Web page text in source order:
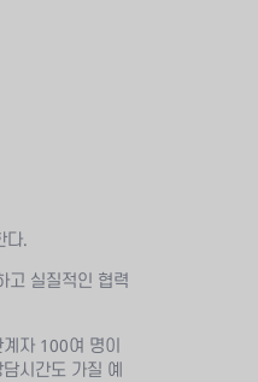
다.
고 실질적인 협력
자 100여 명이
시간도 가질 예